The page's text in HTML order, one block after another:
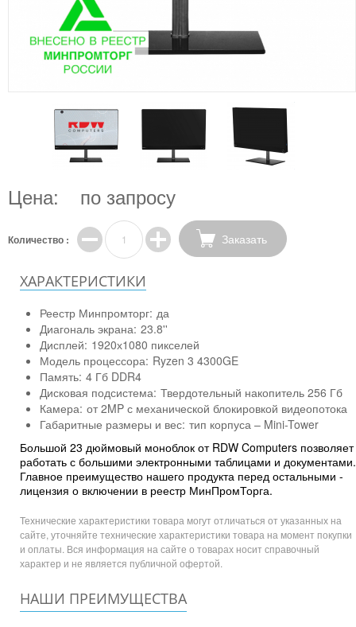
Цена: по запросу
Количество : Заказать
ХАРАКТЕРИСТИКИ
Реестр Минпромторг: да
Диагональ экрана: 23.8''
Дисплей: 1920х1080 пикселей
Модель процессора: Ryzen 3 4300GE
Память: 4 Гб DDR4
Дисковая подсистема: Твердотельный накопитель 256 Гб
Камера: от 2MP с механической блокировкой видеопотока
Габаритные размеры и вес: тип корпуса – Mini-Tower
Большой 23 дюймовый моноблок от RDW Computers позволяет
работать с большими электронными таблицами и документами.
Главное преимущество нашего продукта перед остальными -
лицензия о включении в реестр МинПромТорга.
Технические характеристики товара могут отличаться от указанных на
сайте, уточняйте технические характеристики товара на момент покупки
и оплаты. Вся информация на сайте о товарах носит справочный
характер и не является публичной офертой.
НАШИ ПРЕИМУЩЕСТВА